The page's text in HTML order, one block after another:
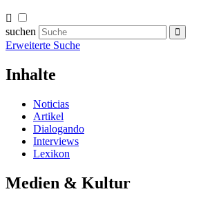
suchen
Erweiterte Suche
Inhalte
Noticias
Artikel
Dialogando
Interviews
Lexikon
Medien & Kultur